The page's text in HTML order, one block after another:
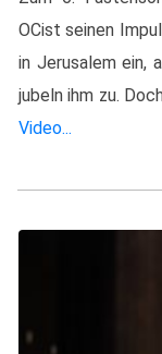
OCist seinen
in Jerusalem ein,
jubeln ihm zu.
Video...